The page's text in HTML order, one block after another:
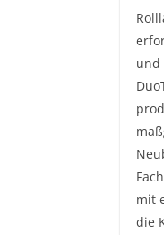
und
mit
die